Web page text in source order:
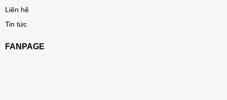
Liên hệ
Tin tức
FANPAGE